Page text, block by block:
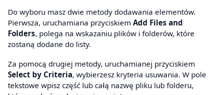
Do wyboru masz dwie metody dodawania elementów.
Pierwsza, uruchamiana przyciskiem Add Files and
Folders, polega na wskazaniu plików i folderów, które
zostaną dodane do listy.
Za pomocą drugiej metody, uruchamianej przyciskiem
Select by Criteria, wybierzesz kryteria usuwania. W pole
tekstowe wpisz część lub całą nazwę pliku lub folderu,